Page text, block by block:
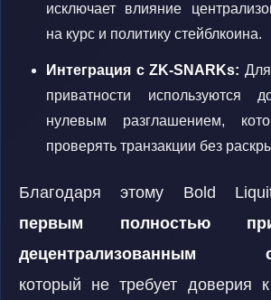
исключает влияние
на курс и политику стейблкоина.
Интеграция с ZK-SNARKs:
приватности используются
нулевым разглашением,
проверять транзакции без
Благодаря этому Bold
первым полностью
децентрализованным
который не требует доверия